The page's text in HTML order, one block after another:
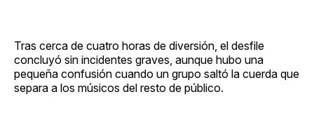
Tras cerca de cuatro horas de diversión, el desfile
concluyó sin incidentes graves, aunque hubo una
pequeña confusión cuando un grupo saltó la cuerda que
separa a los músicos del resto de público.